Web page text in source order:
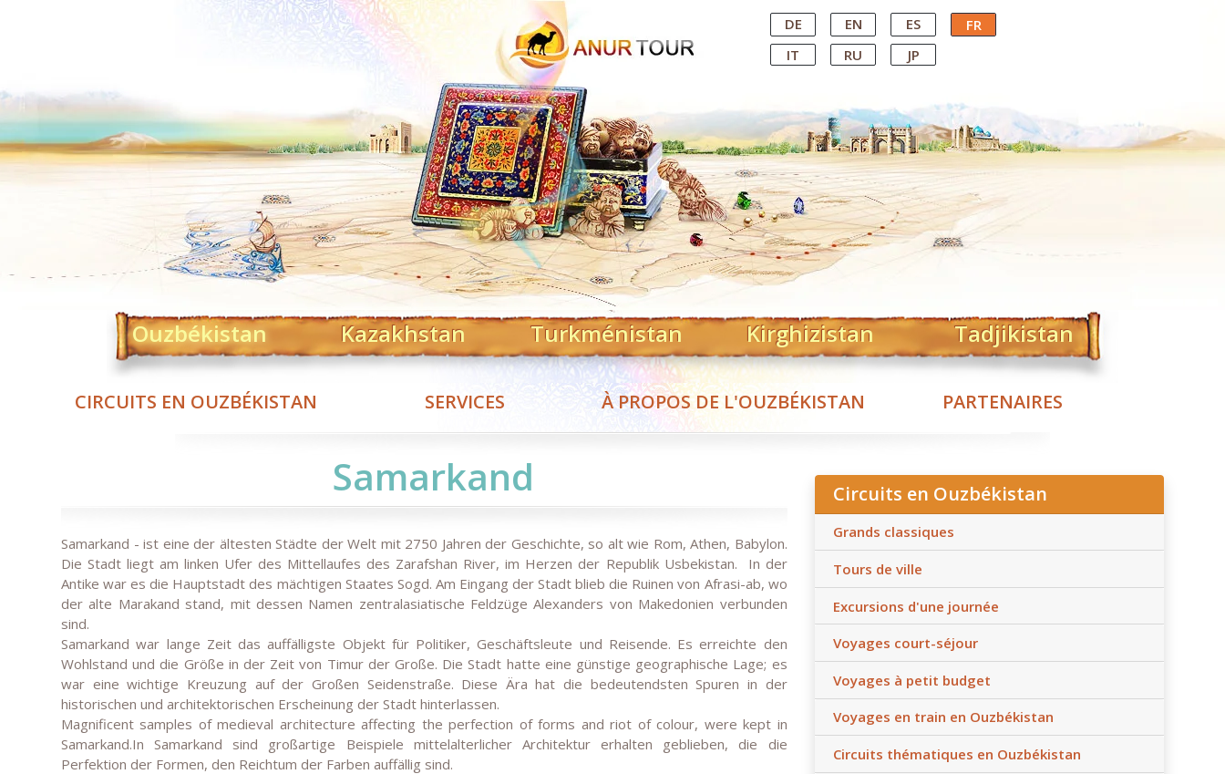
Central Asian Tour Operator DE EN ES
FR
IT
RU JP
Ouzbékistan Kazakhstan Turkménistan Kirghizistan Tadjikistan
CIRCUITS EN OUZBÉKISTAN SERVICES À PROPOS DE L'OUZBÉKISTAN PARTENAIRES
Samarkand
Samarkand - ist eine der ältesten Städte der Welt mit 2750 Jahren der Geschichte, so alt wie Rom, Athen, Babylon.
Die Stadt liegt am linken Ufer des Mittellaufes des Zarafshan River, im Herzen der Republik Usbekistan. In der
Antike war es die Hauptstadt des mächtigen Staates Sogd. Am Eingang der Stadt blieb die Ruinen von Afrasi-ab, wo
der alte Marakand stand, mit dessen Namen zentralasiatische Feldzüge Alexanders von Makedonien verbunden
sind.
Samarkand war lange Zeit das auffälligste Objekt für Politiker, Geschäftsleute und Reisende. Es erreichte den
Wohlstand und die Größe in der Zeit von Timur der Große. Die Stadt hatte eine günstige geographische Lage; es
war eine wichtige Kreuzung auf der Großen Seidenstraße. Diese Ära hat die bedeutendsten Spuren in der
historischen und architektorischen Erscheinung der Stadt hinterlassen.
Magnificent samples of medieval architecture affecting the perfection of forms and riot of colour, were kept in
Samarkand.In Samarkand sind großartige Beispiele mittelalterlicher Architektur erhalten geblieben, die die
Perfektion der Formen, den Reichtum der Farben auffällig sind.
Circuits en Ouzbékistan
Grands classiques
Tours de ville
Excursions d'une journée
Voyages court-séjour
Voyages à petit budget
Voyages en train en Ouzbékistan
Circuits thématiques en Ouzbékistan